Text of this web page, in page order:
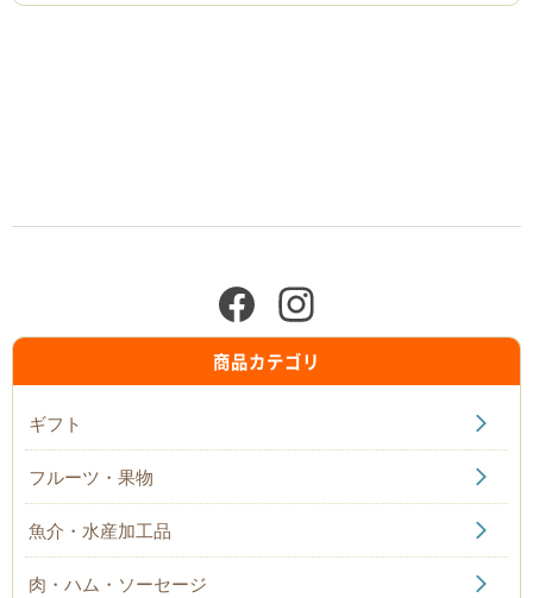
商品カテゴリ
ギフト
フルーツ・果物
魚介・水産加工品
肉・ハム・ソーセージ